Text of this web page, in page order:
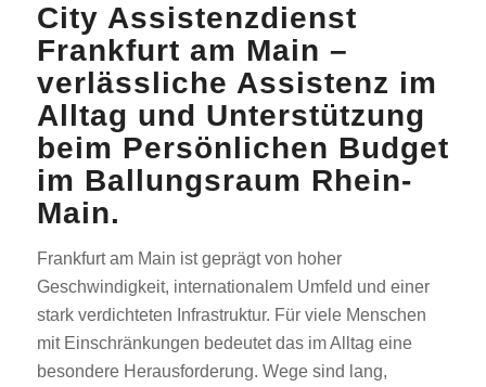
City Assistenzdienst
Frankfurt am Main –
verlässliche Assistenz im
Alltag und Unterstützung
beim Persönlichen Budget
im Ballungsraum Rhein-
Main.
Frankfurt am Main ist geprägt von hoher
Geschwindigkeit, internationalem Umfeld und einer
stark verdichteten Infrastruktur. Für viele Menschen
mit Einschränkungen bedeutet das im Alltag eine
besondere Herausforderung. Wege sind lang,